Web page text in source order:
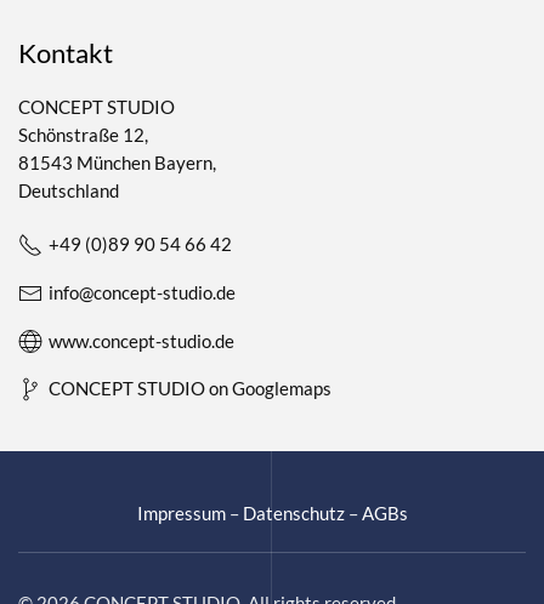
Kontakt
CONCEPT STUDIO
Schönstraße 12,
81543 München Bayern,
Deutschland
+49 (0)89 90 54 66 42
info@concept-studio.de
www.concept-studio.de
CONCEPT STUDIO on Googlemaps
Impressum– Datenschutz–AGBs